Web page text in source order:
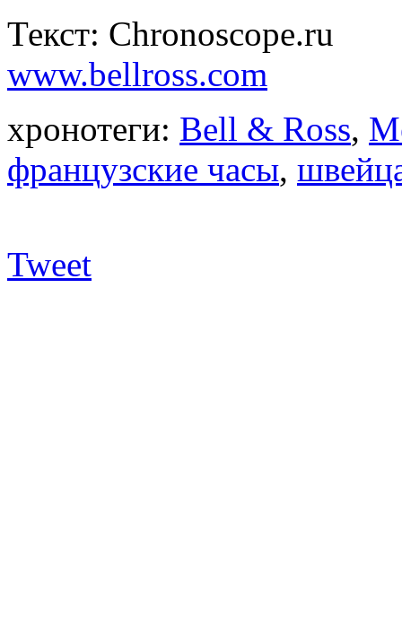
Текст: Chronoscope.ru
www.bellross.com
хронотеги: Bell & Ross,
французские часы,
Tweet